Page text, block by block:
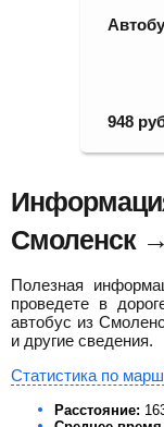
948
Смоленск
Полезная
проведете в
автобус из
и другие сведения.
Статистика по
Расстояние: